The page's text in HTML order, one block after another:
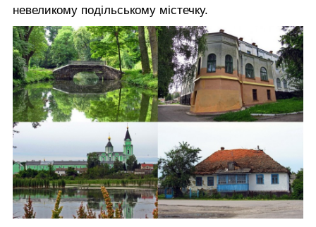
невеликому подільському містечку.